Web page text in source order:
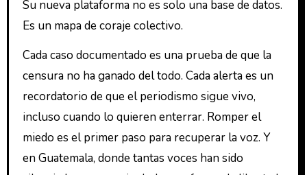
Su nueva plataforma no es solo una base de datos.
Es un mapa de coraje colectivo.
Cada caso documentado es una prueba de que la
censura no ha ganado del todo. Cada alerta es un
recordatorio de que el periodismo sigue vivo,
incluso cuando lo quieren enterrar. Romper el
miedo es el primer paso para recuperar la voz. Y
en Guatemala, donde tantas voces han sido